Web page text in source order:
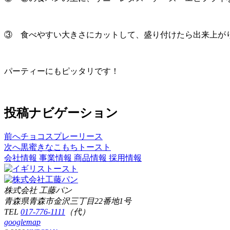
③ 食べやすい大きさにカットして、盛り付けたら出来上が
パーティーにもピッタリです！
投稿ナビゲーション
前へチョコスプレーリース
次へ黒蜜きなこもちトースト
会社情報 事業情報 商品情報 採用情報
株式会社 工藤パン
青森県青森市金沢三丁目22番地1号
TEL 017-776-1111
（代）
googlemap